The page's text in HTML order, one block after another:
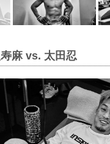
麻 vs. 太田忍